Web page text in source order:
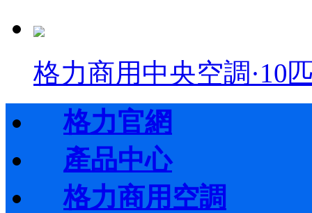
格力商用中央空調·10
格力官網
產品中心
格力商用空調